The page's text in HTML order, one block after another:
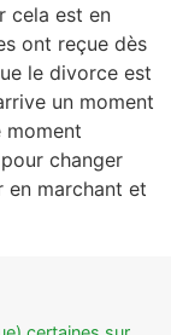
cela est en
ont reçue dès
le divorce est
un moment
moment
changer
marchant et